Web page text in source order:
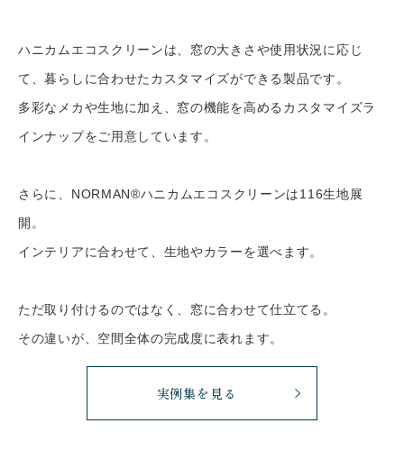
ハニカムエコスクリーンは、窓の大きさや使用状況に応じ
て、暮らしに合わせたカスタマイズができる製品です。
多彩なメカや生地に加え、窓の機能を高めるカスタマイズラ
インナップをご用意しています。
さらに、NORMAN®ハニカムエコスクリーンは116生地展
開。
インテリアに合わせて、生地やカラーを選べます。
ただ取り付けるのではなく、窓に合わせて仕立てる。
その違いが、空間全体の完成度に表れます。
実例集を見る